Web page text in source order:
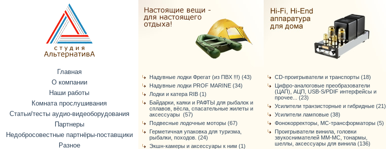
Главная
О компании
Наши работы
Комната прослушивания
Статьи/тесты аудио-видеоборудования
Партнеры
Недобросовестные партнёры-поставщики
Разное
Надувные лодки Фрегат (из ПВХ !!!) (43)
Надувные лодки PROF MARINE (34)
Лодки и катера RIB (1)
Байдарки, каяки и РАФТЫ для рыбалок и
сплавов, вёсла, спасательные жилеты и
аксессуары (57)
Подвесные лодочные моторы (67)
Герметичная упаковка для туризма,
рыбалки, походов. (24)
Экшн-камеры и аксессуары к ним (1)
CD-проигрыватели и транспорты (18)
Цифро-аналоговые преобразователи
(ЦАП), АЦП, USB-S/PDIF интерфейсы и
прочее... (23)
Усилители транзисторные и гибридные (21)
Усилители ламповые (38)
Фонокорректоры, МС-трансформаторы (5)
Проигрыватели винила, головки
звукоснимателей ММ-МС, тонармы,
шеллы, аксессуары для винила (136)